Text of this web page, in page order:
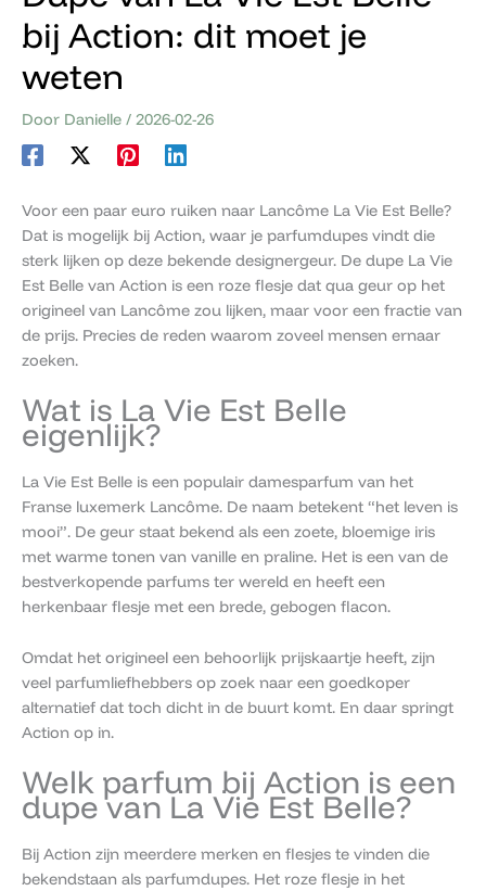
bij Action: dit moet je
weten
Door Danielle / 2026-02-26
Voor een paar euro ruiken naar Lancôme La Vie Est Belle?
Dat is mogelijk bij Action, waar je parfumdupes vindt die
sterk lijken op deze bekende designergeur. De dupe La Vie
Est Belle van Action is een roze flesje dat qua geur op het
origineel van Lancôme zou lijken, maar voor een fractie van
de prijs. Precies de reden waarom zoveel mensen ernaar
zoeken.
Wat is La Vie Est Belle
eigenlijk?
La Vie Est Belle is een populair damesparfum van het
Franse luxemerk Lancôme. De naam betekent “het leven is
mooi”. De geur staat bekend als een zoete, bloemige iris
met warme tonen van vanille en praline. Het is een van de
bestverkopende parfums ter wereld en heeft een
herkenbaar flesje met een brede, gebogen flacon.
Omdat het origineel een behoorlijk prijskaartje heeft, zijn
veel parfumliefhebbers op zoek naar een goedkoper
alternatief dat toch dicht in de buurt komt. En daar springt
Action op in.
Welk parfum bij Action is een
dupe van La Vie Est Belle?
Bij Action zijn meerdere merken en flesjes te vinden die
bekendstaan als parfumdupes. Het roze flesje in het